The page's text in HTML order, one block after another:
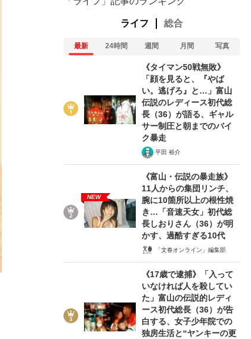
ライフ 総合
最新 24時間 週間 月間 写真
《タイマン50戦無敗》
「顔を見ると、『やば
い。逃げろ』と…」富山
伝説のレディース初代総
長（36）が語る、ギャル
サー制圧と朝までのバイ
ク暴走
平田 裕介
NEW
《富山・伝説の暴走族》
11人からの集団リンチ、
腕に10箇所以上の根性焼
き…「音速天女」初代総
長しおりさん（36）が明
かす、過酷すぎる10代
「文春オンライン」編集部
《17歳で逮捕》「入って
いなければ人を殺してい
た」富山の伝説的レディ
ース初代総長（36）が告
白する、女子少年院での
独房生活と“ヤンキーの更